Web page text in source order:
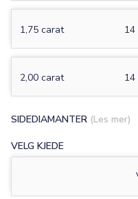
1,75 carat 14
2,00 carat 14
SIDEDIAMANTER (Les mer)
VELG KJEDE